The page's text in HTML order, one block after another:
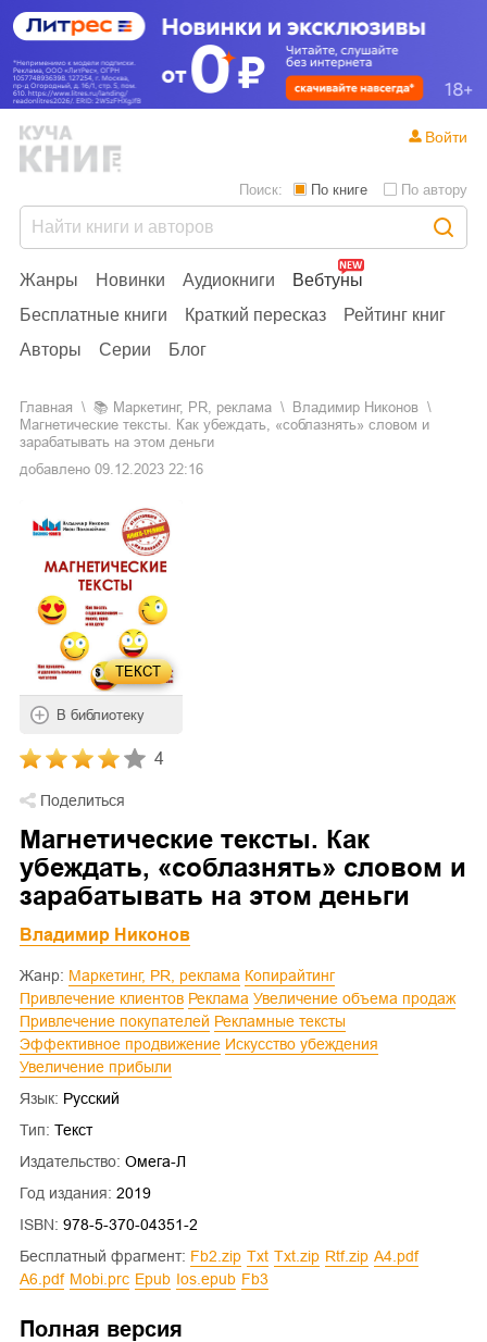
Жанры Новинки Аудиокниги
Вебтуны
Бесплатные книги
Краткий пересказ
Рейтинг книг
Авторы
Серии Блог
Поиск: По книге По автору
Войти
Главная 📚 маркетинг, PR, реклама
Владимир Никонов
Магнетические тексты. Как убеждать, «соблазнять» словом и
зарабатывать на этом деньги
добавлено 09.12.2023 22:16
ТЕКСТ
В библиотеку
4
Поделиться
Магнетические тексты. Как
убеждать, «соблазнять» словом и
зарабатывать на этом деньги
Владимир Никонов
Жанр: Маркетинг, PR, реклама
Копирайтинг
Привлечение клиентов
Реклама
Увеличение объема продаж
Привлечение покупателей
Рекламные тексты
Эффективное продвижение
Искусство убеждения
Увеличение прибыли
Язык: Русский
Тип: Текст
Издательство: Омега-Л
Год издания: 2019
ISBN: 978-5-370-04351-2
Бесплатный фрагмент:
fb2.zip txt txt.zip rtf.zip
a4.pdf
a6.pdf
mobi.prc epub ios.epub fb3
Полная версия